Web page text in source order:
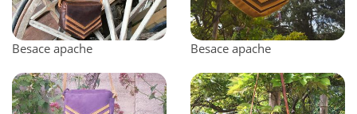
Besace apache Besace apache